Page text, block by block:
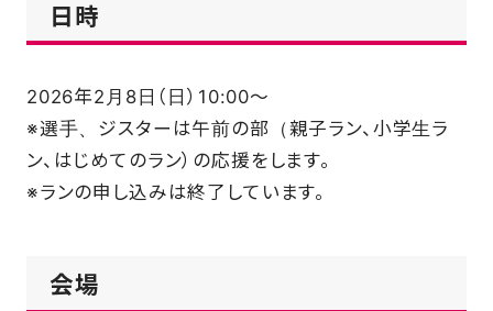
日時
2026年2月8日（日）10:00～
※選手、ジスターは午前の部（親子ラン、小学生ラ
ン、はじめてのラン）の応援をします。
※ランの申し込みは終了しています。
会場